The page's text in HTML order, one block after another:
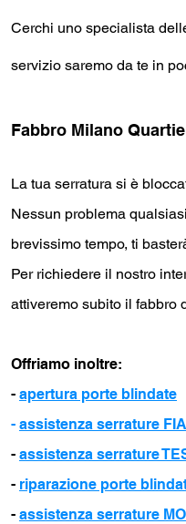
Cerchi uno specialista
servizio saremo da te in
Fabbro Milano
La tua serratura si è
Nessun problema
brevissimo tempo, ti
Per richiedere il nostro
attiveremo subito il fabbro
Offriamo inoltre:
- apertura porte blindate
- assistenza serrature
- assistenza serrature
- riparazione porte
- assistenza serrature